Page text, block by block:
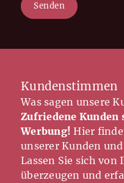
Senden
Kundenstimmen
Was sagen unsere
Zufriedene Kunden
Werbung!Hier
unserer Kunden
Lassen Sie sich
überzeugen und